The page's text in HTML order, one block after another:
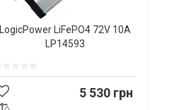
LogicPower LiFePO4 72V 10A
LP14593
5 530 грн